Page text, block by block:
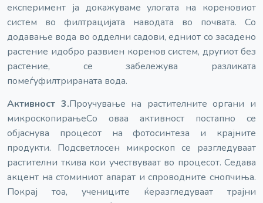
експеримент ја докажуваме улогата на кореновиот
систем во филтрацијата наводата во почвата. Со
додавање вода во одделни садови, едниот со засадено
растение идобро развиен коренов систем, другиот без
растение, се забележува разликата
помеѓуфилтрираната вода.
Активност 3.Проучување на растителните органи и
микроскопирањеСо оваа активност постапно се
објаснува процесот на фотосинтеза и крајните
продукти. Подсветлосен микроскоп се разгледуваат
растителни ткива кои учествуваат во процесот. Седава
акцент на стоминиот апарат и спроводните снопчиња.
Покрај тоа, учениците ќеразгледуваат трајни